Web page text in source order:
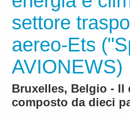
settore
aereo-Ets
AVIONEWS)
Bruxelles, Belgio - Il
composto da dieci